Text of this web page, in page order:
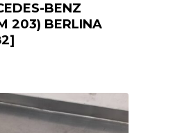
BENZ
203) BERLINA